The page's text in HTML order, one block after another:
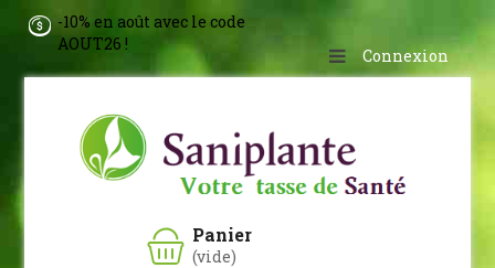
Connexion
-10% en août avec le code
AOUT26 !
Panier
(vide)